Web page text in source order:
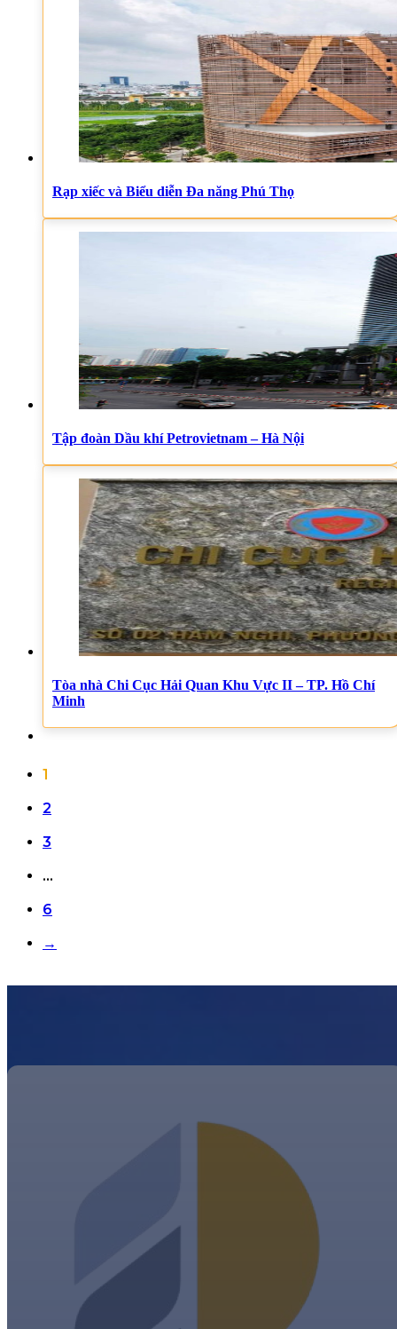
Rạp xiếc và Biểu diễn Đa năng Phú Thọ
Tập đoàn Dầu khí Petrovietnam – Hà Nội
Tòa nhà Chi Cục Hải Quan Khu Vực II – TP. Hồ Chí
Minh
1
2
3
…
6
→